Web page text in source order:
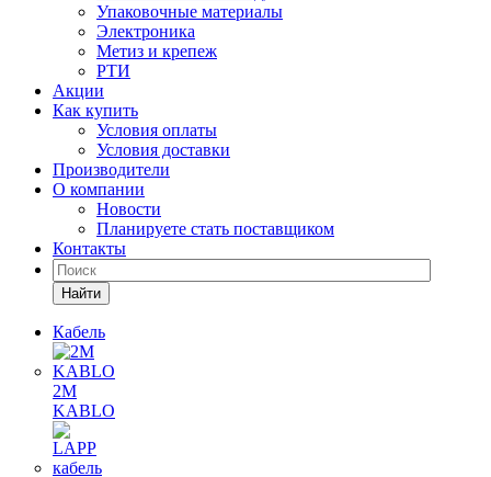
Упаковочные материалы
Электроника
Метиз и крепеж
РТИ
Акции
Как купить
Условия оплаты
Условия доставки
Производители
О компании
Новости
Планируете стать поставщиком
Контакты
Найти
Кабель
2M
KABLO